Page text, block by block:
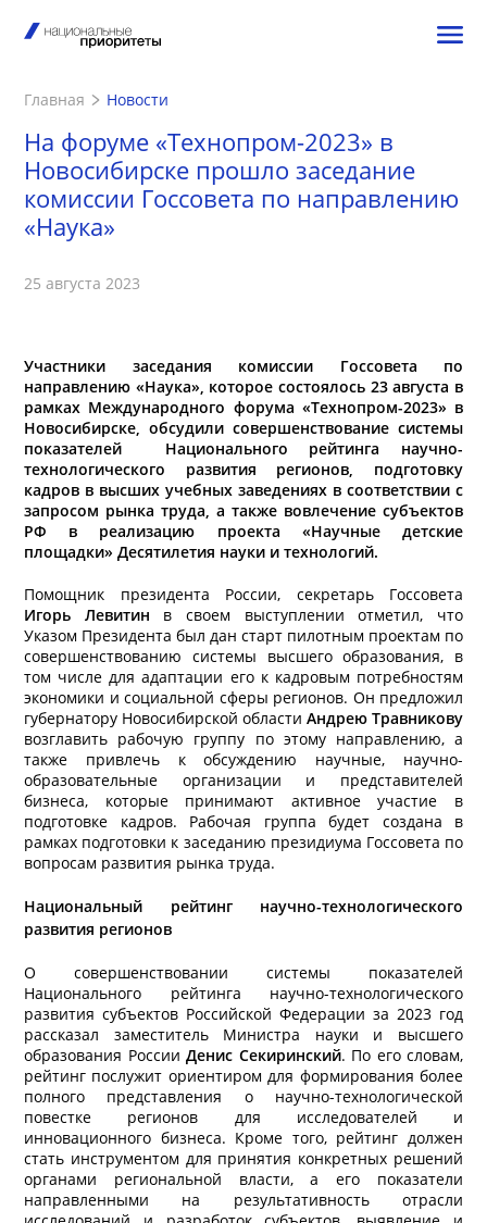
Главная Новости
На форуме «Технопром-2023» в
Новосибирске прошло заседание
комиссии Госсовета по направлению
«Наука»
25 августа 2023
Участники заседания комиссии Госсовета по
направлению «Наука», которое состоялось 23 августа в
рамках Международного форума «Технопром-2023» в
Новосибирске, обсудили совершенствование системы
показателей Национального рейтинга научно-
технологического развития регионов, подготовку
кадров в высших учебных заведениях в соответствии с
запросом рынка труда, а также вовлечение субъектов
РФ в реализацию проекта «Научные детские
площадки» Десятилетия науки и технологий.
Помощник президента России, секретарь Госсовета
Игорь Левитин в своем выступлении отметил, что
Указом Президента был дан старт пилотным проектам по
совершенствованию системы высшего образования, в
том числе для адаптации его к кадровым потребностям
экономики и социальной сферы регионов. Он предложил
губернатору Новосибирской области Андрею Травникову
возглавить рабочую группу по этому направлению, а
также привлечь к обсуждению научные, научно-
образовательные организации и представителей
бизнеса, которые принимают активное участие в
подготовке кадров. Рабочая группа будет создана в
рамках подготовки к заседанию президиума Госсовета по
вопросам развития рынка труда.
Национальный рейтинг научно-технологического
развития регионов
О совершенствовании системы показателей
Национального рейтинга научно-технологического
развития субъектов Российской Федерации за 2023 год
рассказал заместитель Министра науки и высшего
образования России Денис Секиринский. По его словам,
рейтинг послужит ориентиром для формирования более
полного представления о научно-технологической
повестке регионов для исследователей и
инновационного бизнеса. Кроме того, рейтинг должен
стать инструментом для принятия конкретных решений
органами региональной власти, а его показатели
направленными на результативность отрасли